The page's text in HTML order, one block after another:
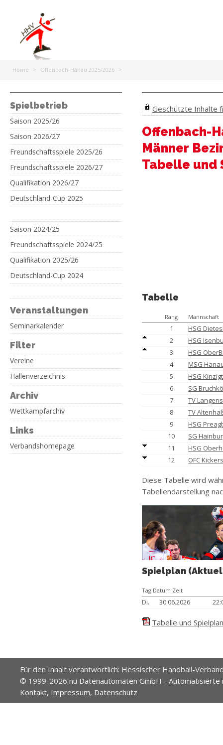
Home > Offenbach-Hanau 2025/2026 >
Spielbetrieb
Saison 2025/26
Saison 2026/27
Freundschaftsspiele 2025/26
Freundschaftsspiele 2026/27
Qualifikation 2026/27
Deutschland-Cup 2025
Saison 2024/25
Freundschaftsspiele 2024/25
Qualifikation 2025/26
Deutschland-Cup 2024
Veranstaltungen
Seminarkalender
Filter
Vereine
Hallenverzeichnis
Archiv
Wettkampfarchiv
Links
Verbandshomepage
Geschützte Inhalte
Offenbach-
Männer
Tabelle und
Tabelle
Rang Mannschaft
1
HSG
2
HSG
3
HSG
4
MSG
5
HSG
6
SG
7
TV
8
TV
9
HSG
10
SG
11
HSG
12
OFC
Diese Tabelle wird
Tabellendarstellung
Spielplan
Tag Datum Zeit
Di. 30.06.2026
Tabelle und
Für den Inhalt verantwortlich: Hessischer Handball-
© 1999-2026 nu Datenautomaten GmbH -
Kontakt, Impressum, Datenschutz